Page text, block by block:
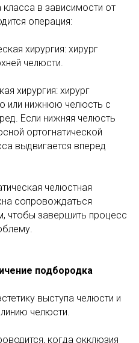
класса в зависимости от
операция:
хирургия: хирург
челюсти.
хирургия: хирург
или нижнюю челюсть с
Если нижняя челюсть
ортогнатической
выдвигается вперед
челюстная
сопровождаться
чтобы завершить процесс
подбородка
выступа челюсти и
челюсти.
когда окклюзия